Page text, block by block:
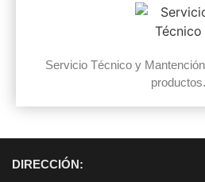
Servicio Técnico y
productos.
DIRECCIÓN: